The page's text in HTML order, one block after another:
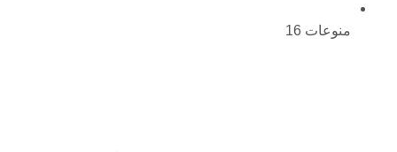
منوعات 16